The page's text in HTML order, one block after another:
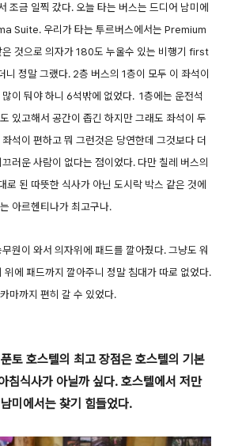
조금 일찍 갔다. 오늘 타는 버스는 드디어 남미에
Suite. 우리가 타는 투르버스에서는 Premium
은 것으로 의자가 180도 누울수 있는 비행기 first
정말 그랬다. 2층 버스의 1층이 모두 이 좌석이
이 둬야 하니 6석밖에 없었다. 1층에는 운전석
있고해서 공간이 좁긴 하지만 그래도 좌석이 두
석이 편하고 뭐 그런것은 당연한데 그것보다 더
러운 사람이 없다는 점이었다. 다만 칠레 버스의
로 된 따뜻한 식사가 아닌 도시락 박스 같은 것에
아르헨티나가 최고구나.
원이 와서 의자위에 패드를 깔아줬다. 그냥도 워
위에 패드까지 깔아주니 정말 침대가 따로 없었다.
마까지 편히 갈 수 있었다.
토 호스텔의 최고 장점은 호스텔의 기본
침식사가 아닐까 싶다. 호스텔에서 저만
미에서는 찾기 힘들었다.